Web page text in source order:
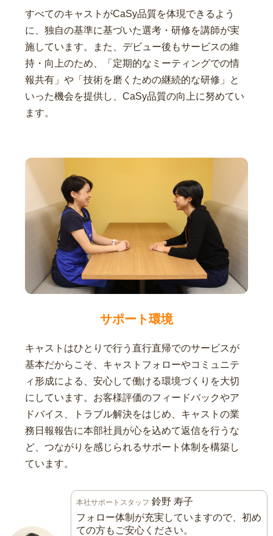
すべてのキャストがCaSy品質を体現できるよう
に、独自の基準に基づいた選考・研修を講師が実
施しています。また、デビュー後もサービスの維
持・向上のため、「定期的なミーティングでの情
報共有」や「技術を磨くための継続的な研修」と
いった機会を提供し、CaSy品質の向上に努めてい
ます。
サポート環境
キャストはひとりで行う直行直帰でのサービスが
基本だからこそ、キャストフォローやコミュニテ
ィ形成による、安心して働ける環境づくりを大切
にしています。お客様評価のフィードバックやア
ドバイス、トラブル解決をはじめ、キャストの業
務日報報告に本部社員が心を込めて返信を行うな
ど、つながりを感じられるサポート体制を構築し
ています。
本社サポートスタッフ 鈴野 寿子
フォロー体制が充実していますので、初め
ての方もご安心ください。